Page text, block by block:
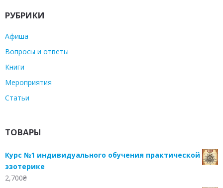
РУБРИКИ
Афиша
Вопросы и ответы
Книги
Мероприятия
Статьи
ТОВАРЫ
Курс №1 индивидуального обучения практической
эзотерике
2,700₴